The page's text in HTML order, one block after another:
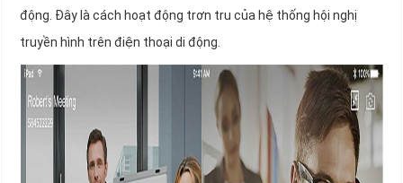
động. Đây là cách hoạt động trơn tru của hệ thống hội nghị
truyền hình trên điện thoại di động.